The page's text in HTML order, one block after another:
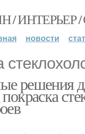
/ ИНТЕРЬЕР
новости
решения